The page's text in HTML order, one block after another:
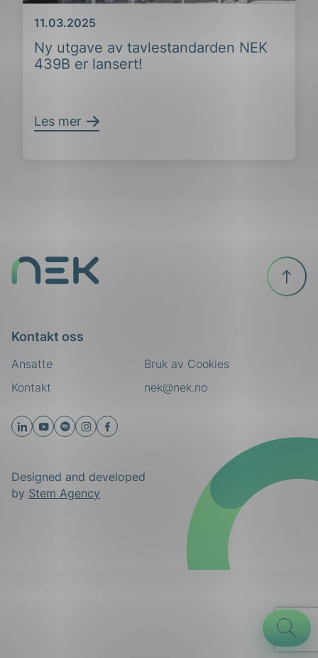
Ny utgave av tavlestandarden NEK
439B er lansert!
Dato
11.03.2025
Les mer
Kontakt oss
Ansatte
nek@nek.no
Kontakt
Bruk av Cookies
Designed and developed
by Stem Agency
Til
toppen